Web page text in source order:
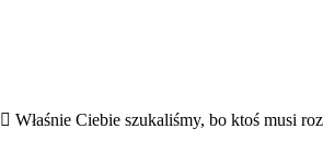
Właśnie Ciebie szukaliśmy, bo ktoś musi